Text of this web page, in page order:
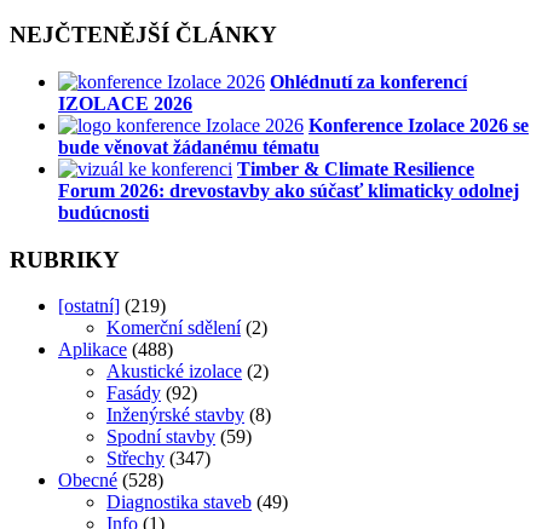
NEJČTENĚJŠÍ ČLÁNKY
Ohlédnutí za konferencí
IZOLACE 2026
Konference Izolace 2026 se
bude věnovat žádanému tématu
Timber & Climate Resilience
Forum 2026: drevostavby ako súčasť klimaticky odolnej
budúcnosti
RUBRIKY
[ostatní] (219)
Komerční sdělení (2)
Aplikace (488)
Akustické izolace (2)
Fasády (92)
Inženýrské stavby (8)
Spodní stavby (59)
Střechy (347)
Obecné (528)
Diagnostika staveb (49)
Info (1)